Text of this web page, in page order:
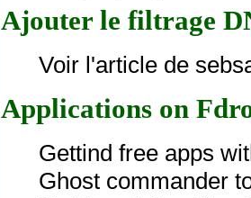
Ajouter le filtrage
Voir l'article de
Applications on
Gettind free apps
Ghost commander